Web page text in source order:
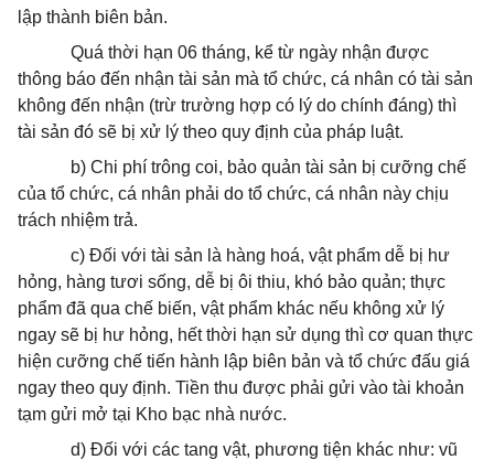
lập thành biên bản.
Quá thời hạn 06 tháng, kể từ ngày nhận được
thông báo đến nhận tài sản mà tổ chức, cá nhân có tài sản
không đến nhận (trừ trường hợp có lý do chính đáng) thì
tài sản đó sẽ bị xử lý theo quy định của pháp luật.
b) Chi phí trông coi, bảo quản tài sản bị cưỡng chế
của tổ chức, cá nhân phải do tổ chức, cá nhân này chịu
trách nhiệm trả.
c) Đối với tài sản là hàng hoá, vật phẩm dễ bị hư
hỏng, hàng tươi sống, dễ bị ôi thiu, khó bảo quản; thực
phẩm đã qua chế biến, vật phẩm khác nếu không xử lý
ngay sẽ bị hư hỏng, hết thời hạn sử dụng thì cơ quan thực
hiện cưỡng chế tiến hành lập biên bản và tổ chức đấu giá
ngay theo quy định. Tiền thu được phải gửi vào tài khoản
tạm gửi mở tại Kho bạc nhà nước.
d) Đối với các tang vật, phương tiện khác như: vũ